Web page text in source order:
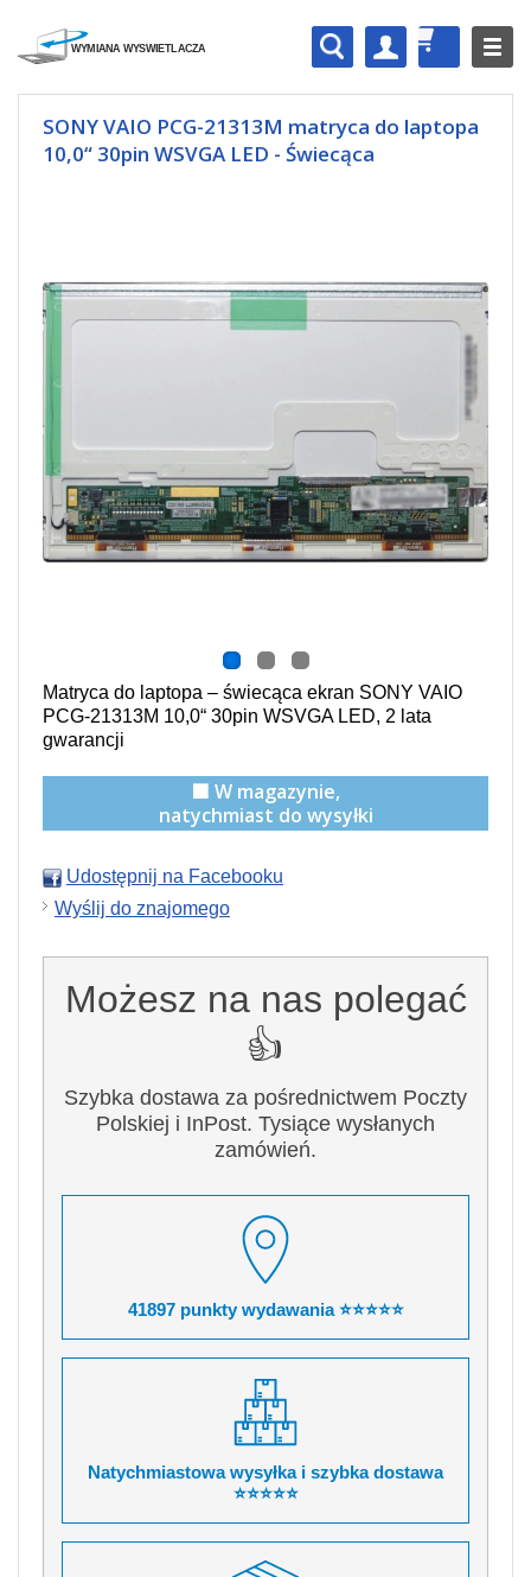
SONY VAIO PCG-21313M matryca do laptopa
10,0“ 30pin WSVGA LED - Świecąca
Matryca do laptopa – świecąca ekran SONY VAIO
PCG-21313M 10,0“ 30pin WSVGA LED, 2 lata
gwarancji
🟩 W magazynie,
natychmiast do wysyłki
Udostępnij na Facebooku
Wyślij do znajomego
Możesz na nas polegać
👍
Szybka dostawa za pośrednictwem Poczty
Polskiej i InPost. Tysiące wysłanych
zamówień.
41897 punkty wydawania ⭐⭐⭐⭐⭐
Natychmiastowa wysyłka i szybka dostawa
⭐⭐⭐⭐⭐